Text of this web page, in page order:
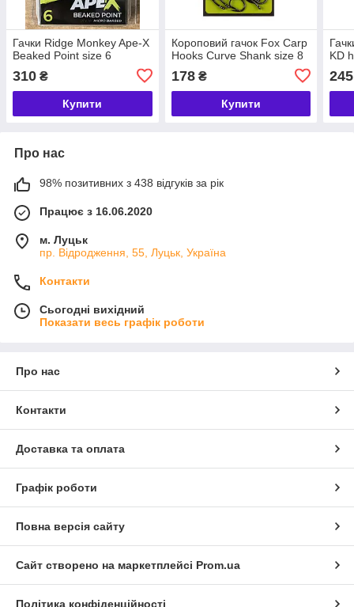
Гачки Ridge Monkey Ape-X
Beaked Point size 6
310 ₴
Купити
Короповий гачок Fox Carp
Hooks Curve Shank size 8
178₴
Купити
KD
245
Про нас
98% позитивних з 438 відгуків за рік
Працює з 16.06.2020
м. Луцьк
пр. Відродження, 55, Луцьк, Україна
Контакти
Сьогодні вихідний
Показати весь графік роботи
Про нас
Контакти
Доставка та оплата
Графік роботи
Повна версія сайту
Сайт створено на маркетплейсі Prom.ua
Політика конфіденційності